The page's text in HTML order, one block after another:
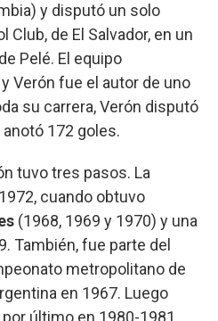
y disputó un solo
Club, de El Salvador, en un
Pelé. El equipo
Verón fue el autor de uno
su carrera, Verón disputó
172 goles.
tuvo tres pasos. La
cuando obtuvo
(1968, 1969 y 1970) y una
También, fue parte del
metropolitano de
en 1967. Luego